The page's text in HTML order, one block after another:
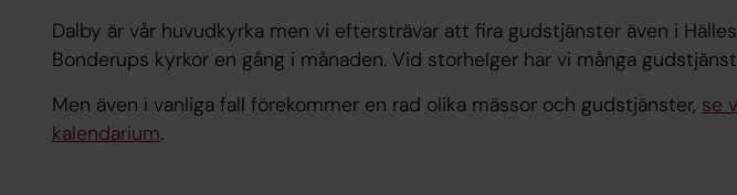
Dalby är vår huvudkyrka men vi eftersträvar att fira gudstjänster även i
Bonderups kyrkor en gång i månaden. Vid storhelger har vi många
Men även i vanliga fall förekommer en rad olika mässor och gudstjänster, se
kalendarium.